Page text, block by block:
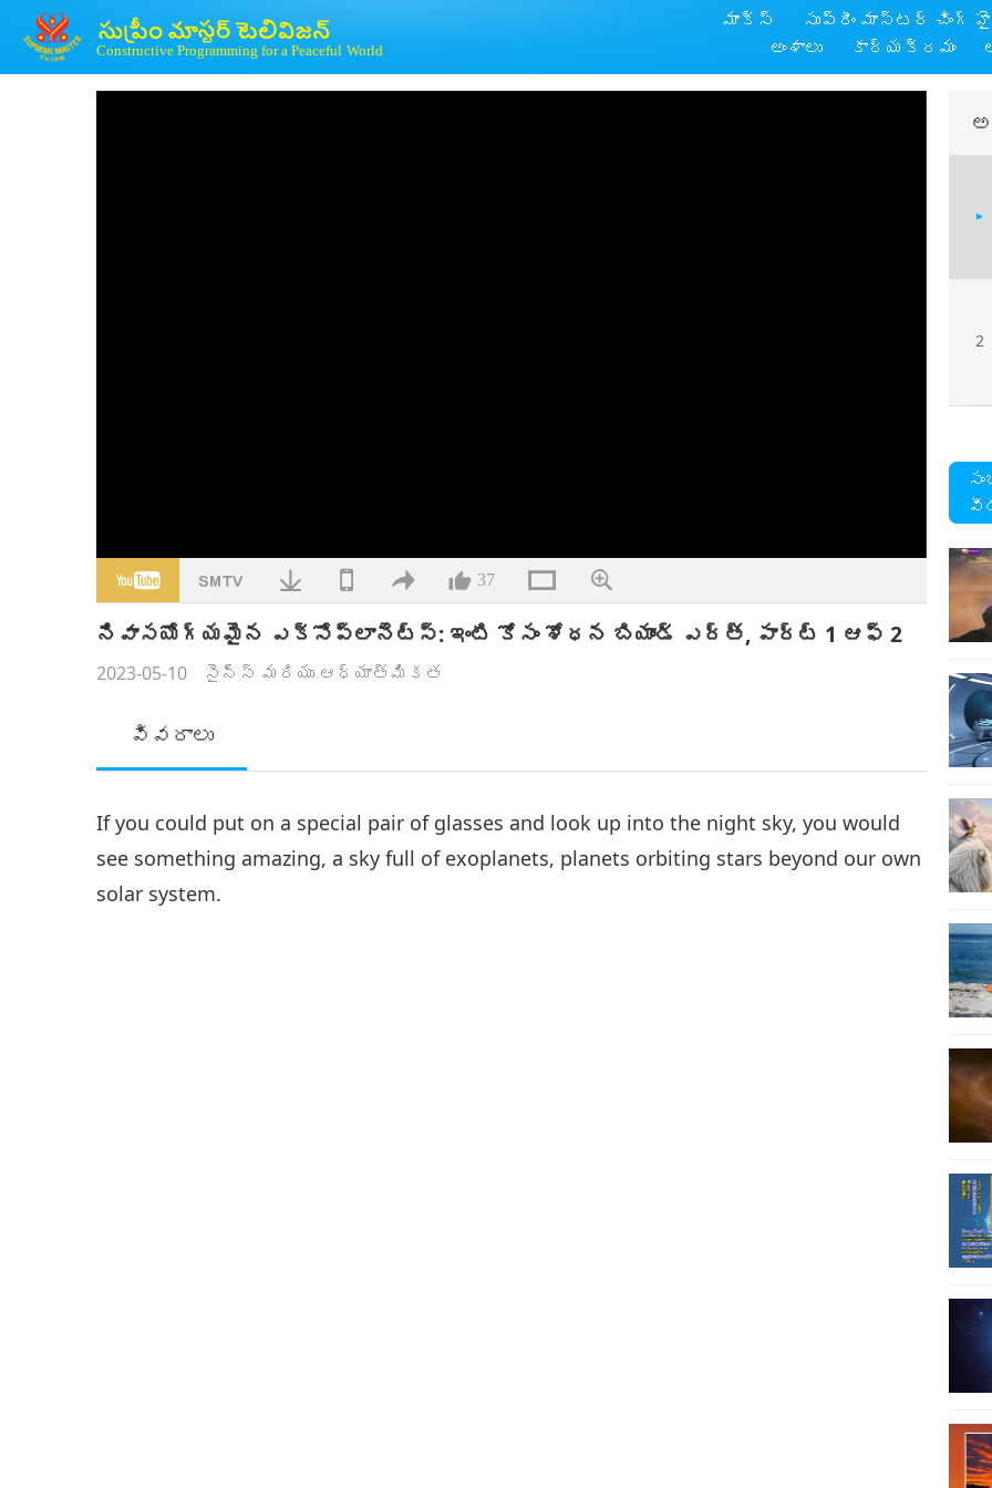
మాక్స్ సుప్రీం మాస్టర్ చింగ్ హై
అంశాలు
కార్యక్రమం
37
నివాసయోగ్యమైన ఎక్సోప్లానెట్స్: ఇంటి కోసం శోధన బియాండ్ ఎర్త్, పార్ట్ 1 ఆఫ్ 2
2023-05-10 సైన్స్ మరియు ఆధ్యాత్మికత
వివరాలు
If you could put on a special pair of glasses and look up into the night sky, you would
see something amazing, a sky full of exoplanets, planets orbiting stars beyond our own
solar system.
2